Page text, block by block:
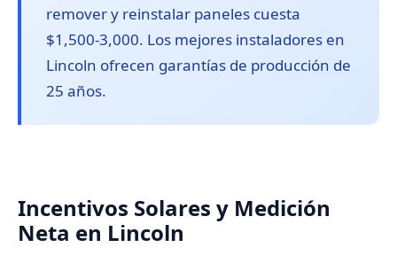
remover y reinstalar paneles cuesta
$1,500-3,000. Los mejores instaladores en
Lincoln ofrecen garantías de producción de
25 años.
Incentivos Solares y Medición
Neta en Lincoln